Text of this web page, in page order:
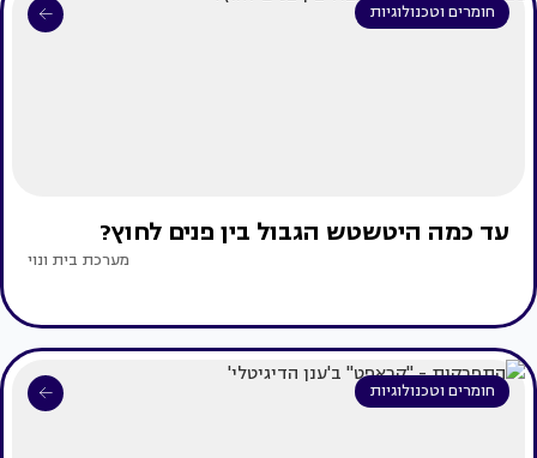
חומרים וטכנולוגיות
עד כמה היטשטש הגבול בין פנים לחוץ?
מערכת בית ונוי
חומרים וטכנולוגיות